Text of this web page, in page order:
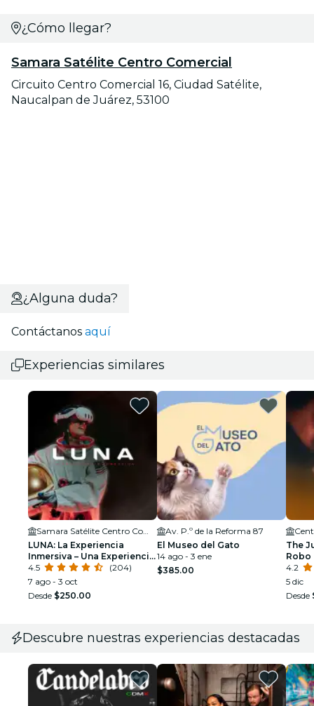
¿Cómo llegar?
Samara Satélite Centro Comercial
Circuito Centro Comercial 16, Ciudad Satélite,
Naucalpan de Juárez, 53100
¿Alguna duda?
Contáctanos aquí
Experiencias similares
LUNA: La Experiencia
Inmersiva – Una Experiencia
de RV Inmersiva en la
Ciudad de México
4.5
(204)
7 ago - 3 oct
Desde $250.00
Av. P.º de la Reforma 87
El Museo del Gato
14 ago - 3 ene
$385.00
The
Robo
4.2
5 dic
Desde
Descubre nuestras experiencias destacadas